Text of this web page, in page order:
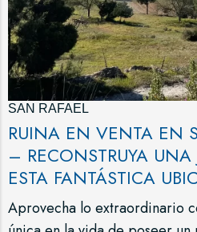
SAN RAFAEL
RUINA EN VENTA EN
– RECONSTRUYA UNA
ESTA FANTÁSTICA
Aprovecha lo extraordinario